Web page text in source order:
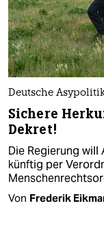
Deutsche
Sichere
Dekret!
Die Regierung
künftig per
Von Frederik